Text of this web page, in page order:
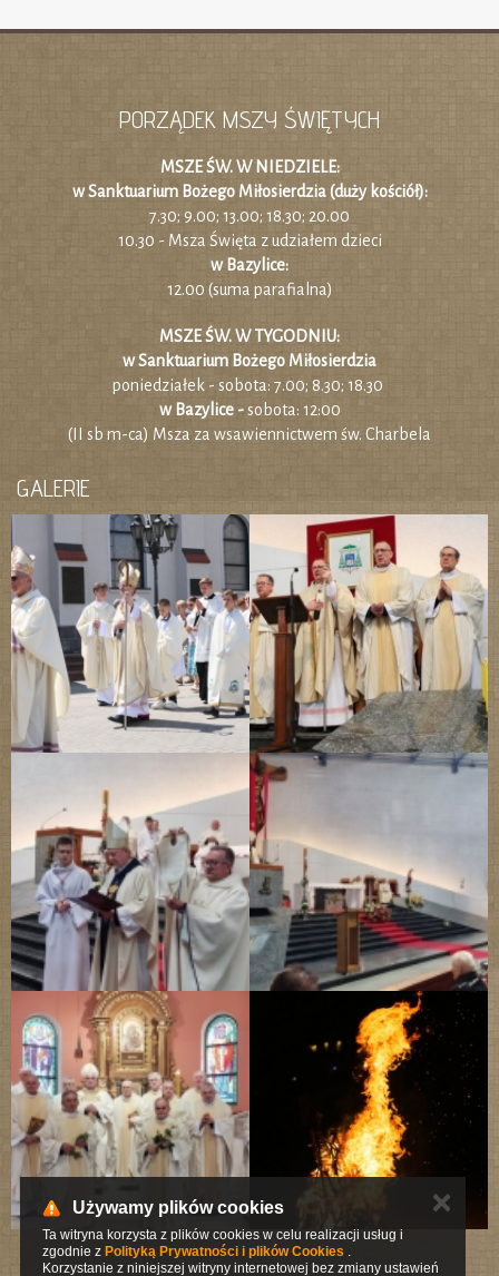
PORZĄDEK MSZY ŚWIĘTYCH
MSZE ŚW. W NIEDZIELE:
w Sanktuarium Bożego Miłosierdzia (duży kościół):
7.30; 9.00; 13.00; 18.30; 20.00
10.30 - Msza Święta z udziałem dzieci
w Bazylice:
12.00 (suma parafialna)
MSZE ŚW. W TYGODNIU:
w Sanktuarium Bożego Miłosierdzia
poniedziałek - sobota: 7.00; 8.30; 18.30
w Bazylice -sobota: 12:00
(II sb m-ca) Msza za wsawiennictwem św. Charbela
GALERIE
Używamy plików cookies
Ta witryna korzysta z plików cookies w celu realizacji usług i
zgodnie z Polityką Prywatności i plików Cookies .
Korzystanie z niniejszej witryny internetowej bez zmiany ustawień
✕